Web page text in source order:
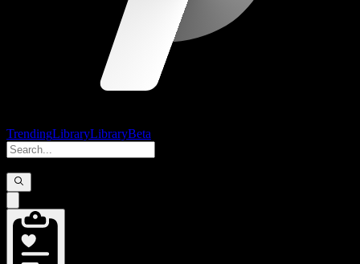
TrendingLibraryLibraryBeta